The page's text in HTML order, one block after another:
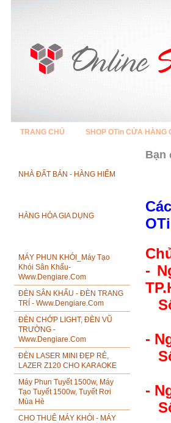
TRANG CHỦ SHOP OTin CỬA HÀNG
NHÀ ĐẤT BÁN - HÀNG HIẾM
HÀNG HÓA GIA DỤNG
www.DenGiaRe.com
MÁY PHUN KHÓI_Máy Tạo
Khói Sân Khấu-
Www.Dengiare.com
ĐÈN SÂN KHẤU - ĐÈN TRANG
TRÍ - Www.Dengiare.com
ĐÈN CHỚP LIGHT, ĐÈN VŨ
TRƯỜNG -
Www.Dengiare.com
ĐÈN LASER MINI ĐẸP RẺ,
LAZER Z120 CHO KARAOKE
Máy Phun Tuyết 1500w, Máy
Tạo Tuyết 1500w, Tuyết Rơi
Mùa Hè
CHO THUÊ MÁY KHÓI - MÁY
Bạn
-
-
-